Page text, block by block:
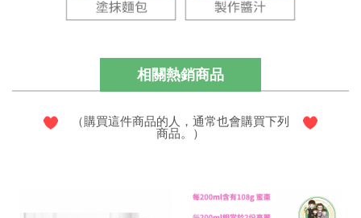
相關熱銷商品
（購買這件商品的人，通常也會購買下列
商品。）